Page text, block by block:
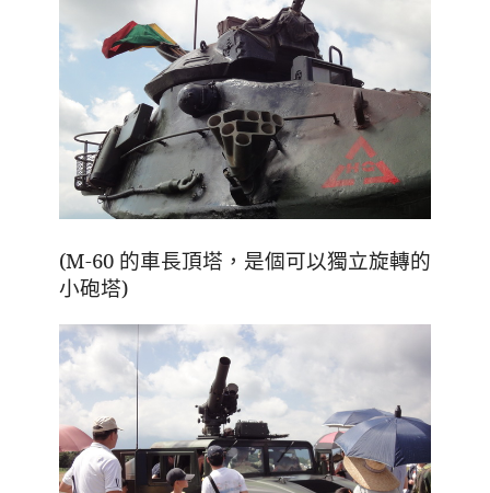
(M-60 的車長頂塔，是個可以獨立旋轉的
小砲塔)